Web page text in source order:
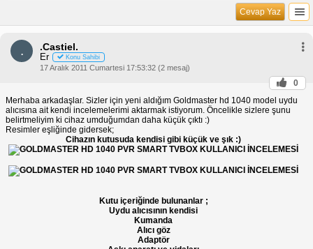
Cevap Yaz
. .Castiel.
Er Konu Sahibi
17 Aralık 2011 Cumartesi 17:53:32 (2 mesaj)
0
Merhaba arkadaşlar. Sizler için yeni aldığım Goldmaster hd 1040 model uydu
alıcısına ait kendi incelemelerimi aktarmak istiyorum. Öncelikle sizlere şunu
belirtmeliyim ki cihaz umduğumdan daha küçük çıktı :)
Resimler eşliğinde gidersek;
Cihazın kutusuda kendisi gibi küçük ve şık :)
Kutu içeriğinde bulunanlar ;
Uydu alıcısının kendisi
Kumanda
Alıcı göz
Adaptör